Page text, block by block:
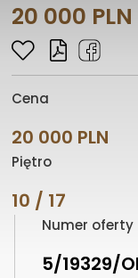
20 000 PLN
Cena
20 000 PLN
Piętro
10 / 17
Numer oferty
5/19329/